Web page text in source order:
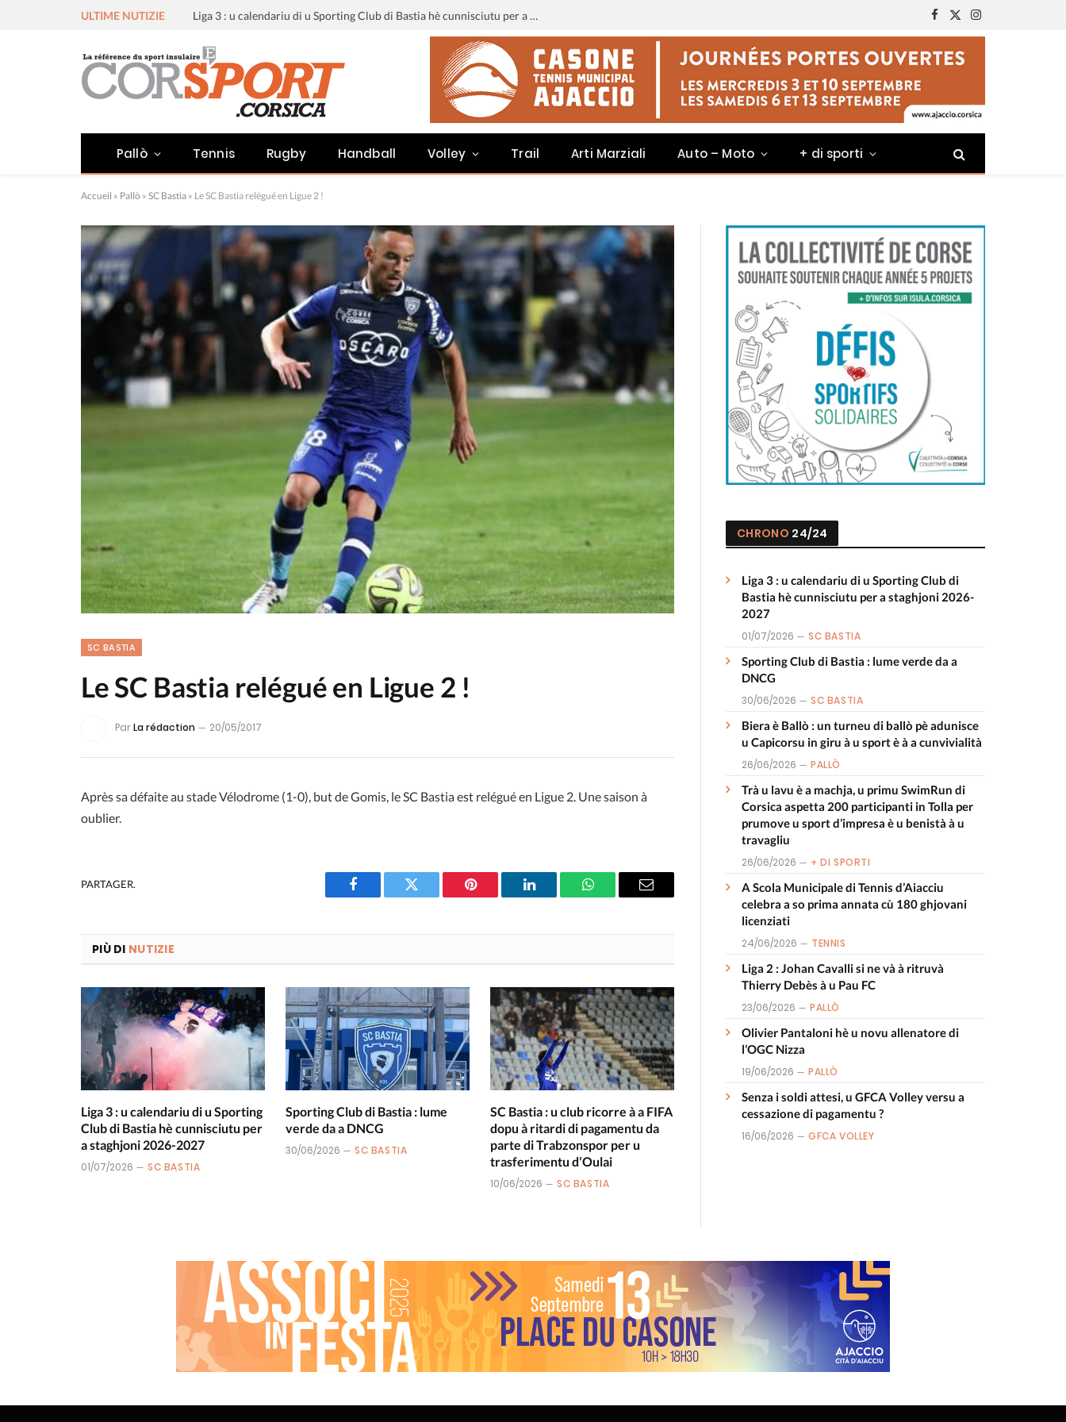
ULTIME NUTIZIE Liga 3 : u calendariu di u Sporting Club di Bastia hè cunnisciutu per a staghjoni 2026-2027
Facebook
X
(Twitter)
Instagram
Pallò Tennis Rugby Handball Volley Trail Arti Marziali Auto – Moto + di sporti
Accueil » Pallò » SC Bastia » Le SC Bastia relégué en Ligue 2 !
SC BASTIA
Le SC Bastia relégué en Ligue 2 !
ParLa rédaction 20/05/2017
Après sa défaite au stade Vélodrome (1-0), but de Gomis, le SC Bastia est relégué en Ligue 2. Une saison à
oublier.
PARTAGER.
Facebook Twitter Pinterest LinkedIn WhatsAppEmail
PIÙ DI NUTIZIE
Liga 3 : u calendariu di u Sporting
Club di Bastia hè cunnisciutu per
a staghjoni 2026-2027
01/07/2026 SC BASTIA
Sporting Club di Bastia : lume
verde da a DNCG
30/06/2026 SC BASTIA
SC Bastia : u club ricorre à a FIFA
dopu à ritardi di pagamentu da
parte di Trabzonspor per u
trasferimentu d’Oulai
10/06/2026 SC BASTIA
CHRONO 24/24
Liga 3 : u calendariu di u Sporting Club di
Bastia hè cunnisciutu per a staghjoni 2026-
2027
01/07/2026 SC BASTIA
Sporting Club di Bastia : lume verde da a
DNCG
30/06/2026 SC BASTIA
Biera è Ballò : un turneu di ballò pè adunisce
u Capicorsu in giru à u sport è à a cunvivialità
26/06/2026 PALLÒ
Trà u lavu è a machja, u primu SwimRun di
Corsica aspetta 200 participanti in Tolla per
prumove u sport d’impresa è u benistà à u
travagliu
26/06/2026 + DI SPORTI
A Scola Municipale di Tennis d’Aiacciu
celebra a so prima annata cù 180 ghjovani
licenziati
24/06/2026 TENNIS
Liga 2 : Johan Cavalli si ne và à ritruvà
Thierry Debès à u Pau FC
23/06/2026 PALLÒ
Olivier Pantaloni hè u novu allenatore di
l’OGC Nizza
19/06/2026 PALLÒ
Senza i soldi attesi, u GFCA Volley versu a
cessazione di pagamentu ?
16/06/2026 GFCA VOLLEY